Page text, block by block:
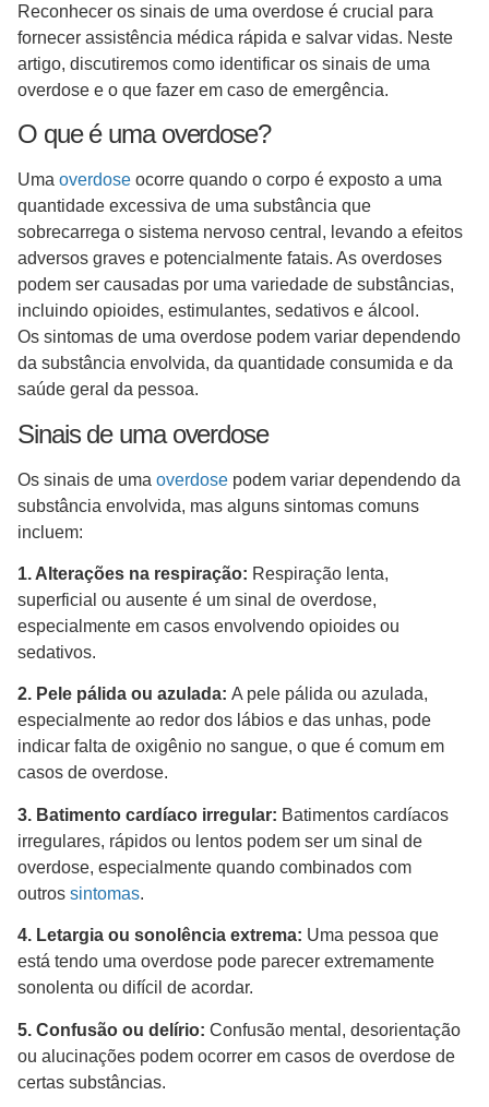
Reconhecer os sinais de uma overdose é crucial para
fornecer assistência médica rápida e salvar vidas. Neste
artigo, discutiremos como identificar os sinais de uma
overdose e o que fazer em caso de emergência.
O que é uma overdose?
Uma overdose ocorre quando o corpo é exposto a uma
quantidade excessiva de uma substância que
sobrecarrega o sistema nervoso central, levando a efeitos
adversos graves e potencialmente fatais. As overdoses
podem ser causadas por uma variedade de substâncias,
incluindo opioides, estimulantes, sedativos e álcool.
Os sintomas de uma overdose podem variar dependendo
da substância envolvida, da quantidade consumida e da
saúde geral da pessoa.
Sinais de uma overdose
Os sinais de uma overdose podem variar dependendo da
substância envolvida, mas alguns sintomas comuns
incluem:
1. Alterações na respiração: Respiração lenta,
superficial ou ausente é um sinal de overdose,
especialmente em casos envolvendo opioides ou
sedativos.
2. Pele pálida ou azulada: A pele pálida ou azulada,
especialmente ao redor dos lábios e das unhas, pode
indicar falta de oxigênio no sangue, o que é comum em
casos de overdose.
3. Batimento cardíaco irregular: Batimentos cardíacos
irregulares, rápidos ou lentos podem ser um sinal de
overdose, especialmente quando combinados com
outros sintomas.
4. Letargia ou sonolência extrema: Uma pessoa que
está tendo uma overdose pode parecer extremamente
sonolenta ou difícil de acordar.
5. Confusão ou delírio: Confusão mental, desorientação
ou alucinações podem ocorrer em casos de overdose de
certas substâncias.